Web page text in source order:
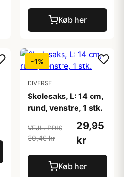
Køb her
-1%
DIVERSE
Skolesaks, L: 14 cm,
rund, venstre, 1 stk.
VEJL. PRIS
30,40 kr
29,95
kr
Køb her